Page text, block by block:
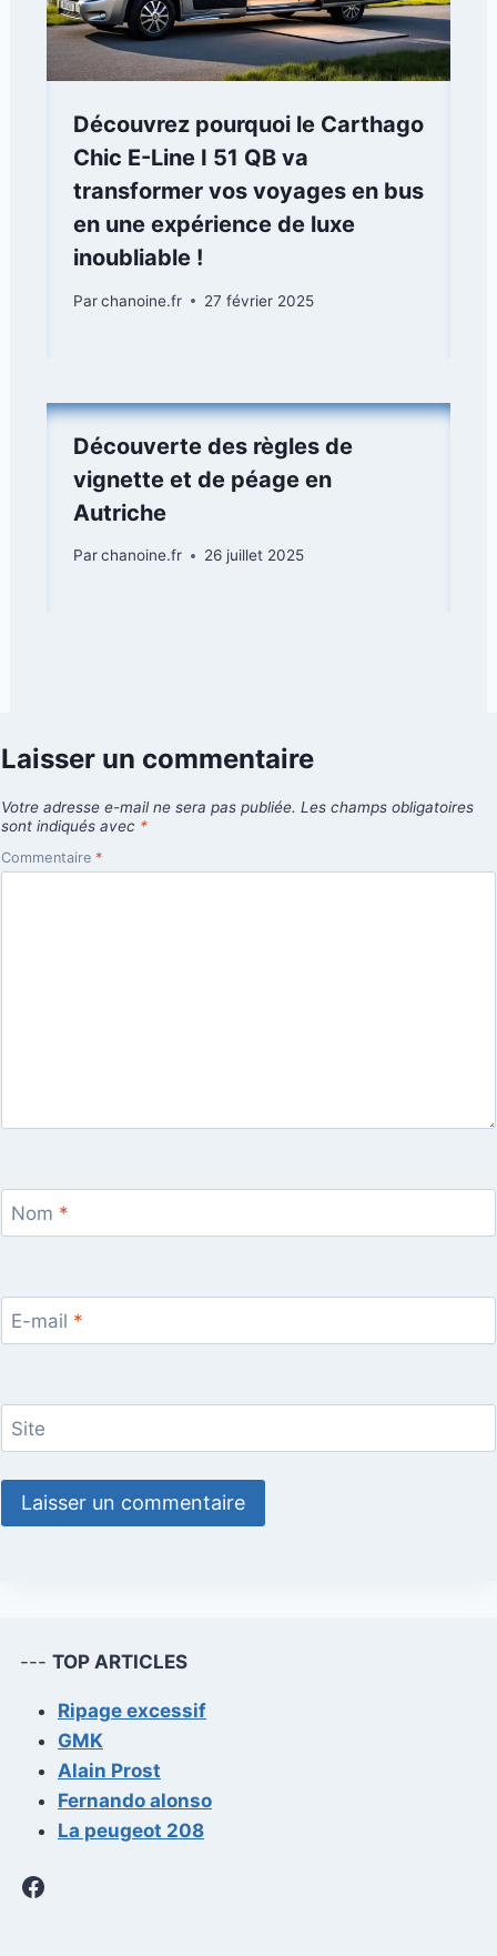
Découvrez pourquoi le Carthago
Chic E-Line I 51 QB va
transformer vos voyages en bus
en une expérience de luxe
inoubliable !
Parchanoine.fr 27 février 2025
Découverte des règles de
vignette et de péage en
Autriche
Parchanoine.fr 26 juillet 2025
Laisser un commentaire
Votre adresse e-mail ne sera pas publiée. Les champs obligatoires
sont indiqués avec *
Commentaire *
Nom *
E-mail *
Site
--- TOP ARTICLES
Ripage excessif
GMK
Alain Prost
Fernando alonso
La peugeot 208
Facebook